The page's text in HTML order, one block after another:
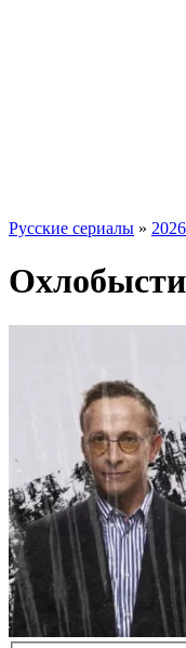
Русские сериалы » 2026